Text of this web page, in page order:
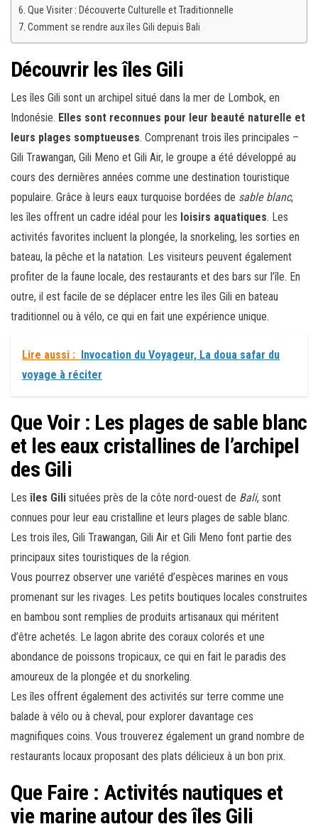
Que Visiter : Découverte Culturelle et Traditionnelle
Comment se rendre aux îles Gili depuis Bali
Découvrir les îles Gili
Les îles Gili sont un archipel situé dans la mer de Lombok, en
Indonésie. Elles sont reconnues pour leur beauté naturelle et
leurs plages somptueuses. Comprenant trois îles principales –
Gili Trawangan, Gili Meno et Gili Air, le groupe a été développé au
cours des dernières années comme une destination touristique
populaire. Grâce à leurs eaux turquoise bordées de sable blanc,
les îles offrent un cadre idéal pour les loisirs aquatiques. Les
activités favorites incluent la plongée, la snorkeling, les sorties en
bateau, la pêche et la natation. Les visiteurs peuvent également
profiter de la faune locale, des restaurants et des bars sur l’île. En
outre, il est facile de se déplacer entre les îles Gili en bateau
traditionnel ou à vélo, ce qui en fait une expérience unique.
Lire aussi : Invocation du Voyageur, La doua safar du
voyage à réciter
Que Voir : Les plages de sable blanc
et les eaux cristallines de l’archipel
des Gili
Lesîles Gili situées près de la côte nord-ouest de Bali, sont
connues pour leur eau cristalline et leurs plages de sable blanc.
Les trois îles, Gili Trawangan, Gili Air et Gili Meno font partie des
principaux sites touristiques de la région.
Vous pourrez observer une variété d’espèces marines en vous
promenant sur les rivages. Les petits boutiques locales construites
en bambou sont remplies de produits artisanaux qui méritent
d’être achetés. Le lagon abrite des coraux colorés et une
abondance de poissons tropicaux, ce qui en fait le paradis des
amoureux de la plongée et du snorkeling.
Les îles offrent également des activités sur terre comme une
balade à vélo ou à cheval, pour explorer davantage ces
magnifiques coins. Vous trouverez également un grand nombre de
restaurants locaux proposant des plats délicieux à un bon prix.
Que Faire : Activités nautiques et
vie marine autour des îles Gili